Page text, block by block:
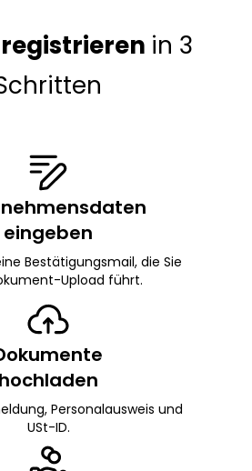
in 3
eingeben
Bestätigungsmail, die Sie
Upload führt.
hochladen
Personalausweis und
USt-ID.